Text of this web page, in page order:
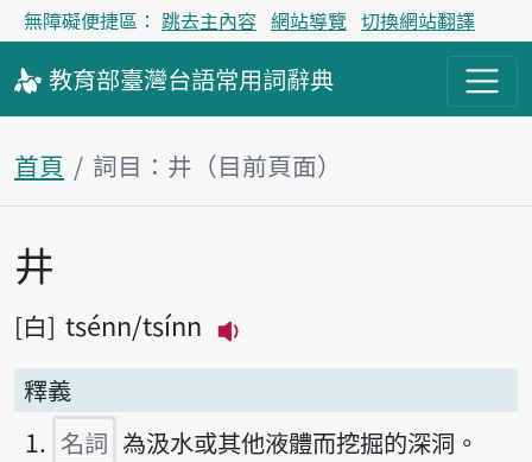
無障礙便捷區： 跳去主內容 網站導覽 切換網站翻譯
教育部臺灣台語常用詞辭典
首頁 詞目：井（目前頁面）
主內容區塊
井
白 tsénn tsínn
釋義
名詞 為汲水或其他液體而挖掘的深洞。